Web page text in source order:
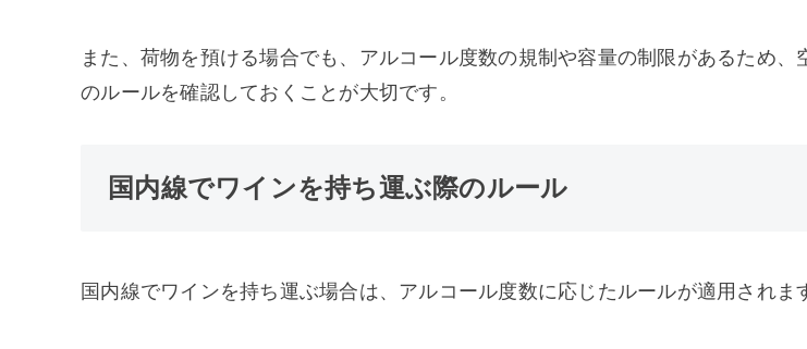
また、荷物を預ける場合でも、アルコール度数の規制や容量の制限があるため、
のルールを確認しておくことが大切です。
国内線でワインを持ち運ぶ際のルール
国内線でワインを持ち運ぶ場合は、アルコール度数に応じたルールが適用されま